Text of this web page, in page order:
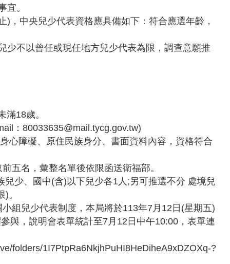
宜。
，中央兒少代表資格應具備如下：符合應選年齡，
少不以曾任或現任地方兒少代表為限，調查意願推
滿18歲。
：80033635@mail.tycg.gov.tw)
心障礙、原住民族身分、書面資料內容，資格符合
五名，彙整名單後依限函送衛福部。
少、國中(含)以下兒少各1人;另可推選不分 處境兒
)。
組兒少代表制度，本局將於113年7月12日(星期五)
與，說明會表單統計至7月12日中午10:00，表單連
folders/1I7PtpRa6NkjhPuHI8HeDiheA9xDZOXq-?